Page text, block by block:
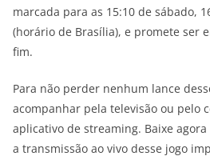
marcada para as 15:10 de sábado,
(horário de Brasília), e promete ser
fim.
Para não perder nenhum lance
acompanhar pela televisão ou pelo
aplicativo de streaming. Baixe
a transmissão ao vivo desse jogo